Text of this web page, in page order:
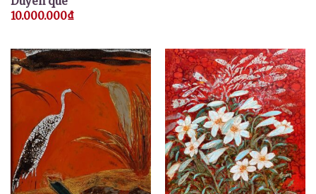
10.000.000₫